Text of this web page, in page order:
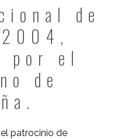
de
por el
de
patrocinio de